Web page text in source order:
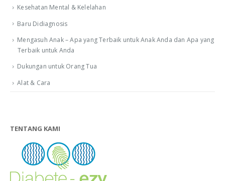
Kesehatan Mental & Kelelahan
Baru Didiagnosis
Mengasuh Anak – Apa yang Terbaik untuk Anak Anda dan Apa yang
Terbaik untuk Anda
Dukungan untuk Orang Tua
Alat & Cara
TENTANG KAMI